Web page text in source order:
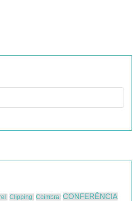
Clipping Coimbra CONFERÊNCIA